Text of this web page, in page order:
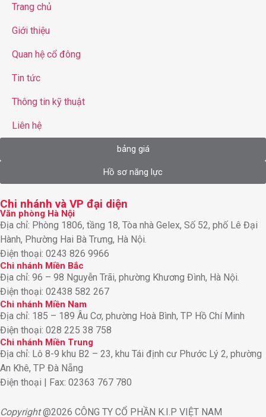
Trang chủ
Giới thiệu
Quan hệ cổ đông
Tin tức
Thông tin kỹ thuật
Liên hệ
bảng giá
Hồ sơ năng lực
Chi nhánh và VP đại diện
Văn phòng Hà Nội
Địa chỉ: Phòng 1806, tầng 18, Tòa nhà Gelex, Số 52, phố Lê Đại
Hành, Phường Hai Bà Trưng, Hà Nội.
Điện thoại: 0243 826 9966
Chi nhánh Miền Bắc
Địa chỉ: 96 – 98 Nguyễn Trãi, phường Khương Đình, Hà Nội.
Điện thoại: 02438 582 267
Chi nhánh Miền Nam
Địa chỉ: 185 – 189 Âu Cơ, phường Hoà Bình, TP Hồ Chí Minh
Điện thoại: 028 225 38 758
Chi nhánh Miền Trung
Địa chỉ: Lô 8-9 khu B2 – 23, khu Tái định cư Phước Lý 2, phường
An Khê, TP Đà Nẵng
Điện thoại | Fax: 02363 767 780
Copyright@2026 CÔNG TY CỔ PHẦN K.I.P VIỆT NAM